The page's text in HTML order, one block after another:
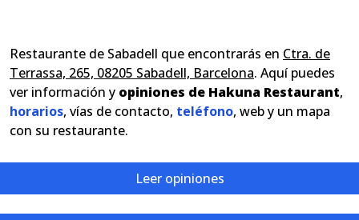
Restaurante de Sabadell que encontrarás en Ctra. de
Terrassa, 265, 08205 Sabadell, Barcelona. Aquí puedes
ver información y opiniones de Hakuna Restaurant,
horarios, vías de contacto, teléfono, web y un mapa
con su restaurante.
Leer opiniones